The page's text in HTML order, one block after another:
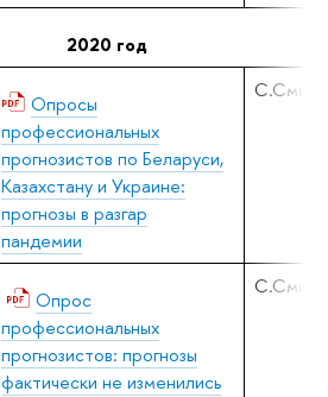
2020 год
Опросы
профессиональных
прогнозистов по Беларуси,
Казахстану и Украине:
прогнозы в разгар
пандемии
Опрос
профессиональных
прогнозистов: прогнозы
фактически не изменились